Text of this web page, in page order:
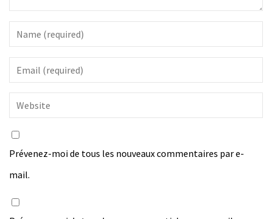
Prévenez-moi de tous les nouveaux commentaires par e-
mail.